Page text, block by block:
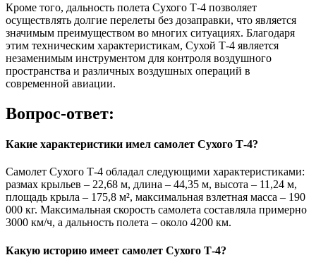
Кроме того, дальность полета Сухого Т-4 позволяет
осуществлять долгие перелеты без дозаправки, что является
значимым преимуществом во многих ситуациях. Благодаря
этим техническим характеристикам, Сухой Т-4 является
незаменимым инструментом для контроля воздушного
пространства и различных воздушных операций в
современной авиации.
Вопрос-ответ:
Какие характеристики имел самолет Сухого Т-4?
Самолет Сухого Т-4 обладал следующими характеристиками:
размах крыльев – 22,68 м, длина – 44,35 м, высота – 11,24 м,
площадь крыла – 175,8 м², максимальная взлетная масса – 190
000 кг. Максимальная скорость самолета составляла примерно
3000 км/ч, а дальность полета – около 4200 км.
Какую историю имеет самолет Сухого Т-4?